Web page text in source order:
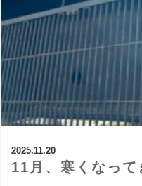
2025.11.20
11月、寒くなっ